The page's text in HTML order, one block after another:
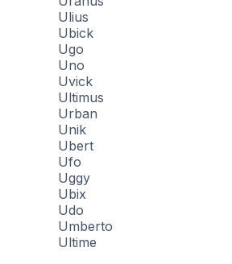
Ulius
Ubick
Ugo
Uno
Uvick
Ultimus
Urban
Unik
Ubert
Ufo
Uggy
Ubix
Udo
Umberto
Ultime